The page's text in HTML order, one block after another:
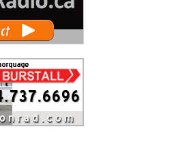
WRC Rallye de Finlande 2026 -
Étapes samedi
Samedi 1er août 2026